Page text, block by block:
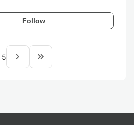
Follow
5 navigate_next keyboard_double_arrow_right